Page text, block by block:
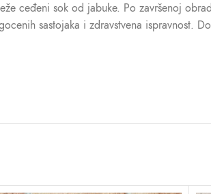
ceđeni sok od jabuke. Po završenoj
sastojaka i zdravstvena ispravnost.